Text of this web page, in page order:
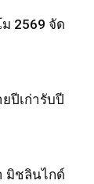
2569 จัด
ปีเก่ารับปี
มิชลินไกด์